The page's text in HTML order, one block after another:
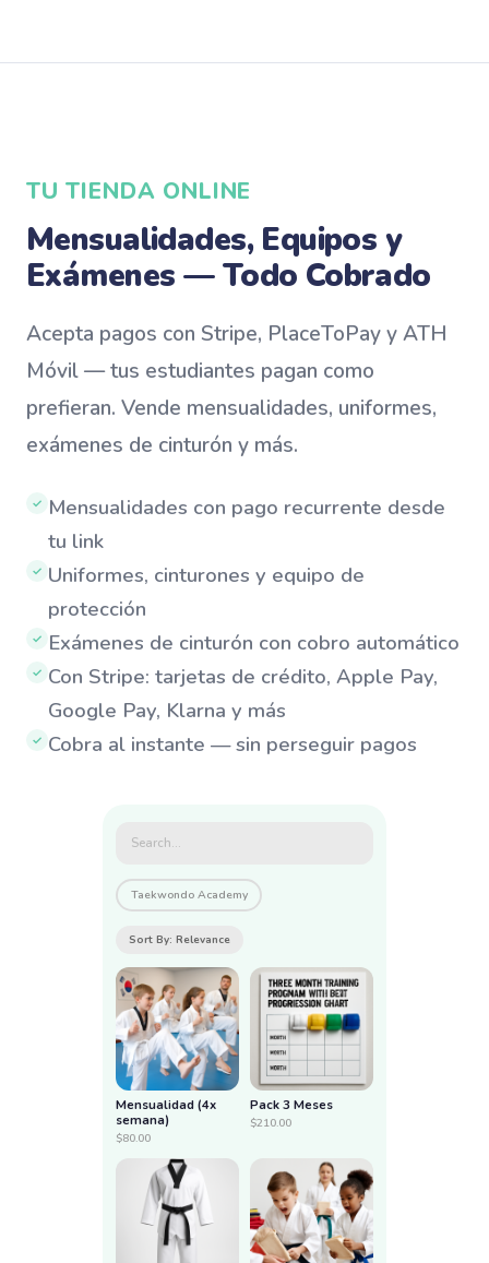
TU TIENDA ONLINE
Mensualidades, Equipos y
Exámenes — Todo Cobrado
Acepta pagos con Stripe, PlaceToPay y ATH
Móvil — tus estudiantes pagan como
prefieran. Vende mensualidades, uniformes,
exámenes de cinturón y más.
✓ Mensualidades con pago recurrente desde
tu link
✓ Uniformes, cinturones y equipo de
protección
✓ Exámenes de cinturón con cobro automático
✓ Con Stripe: tarjetas de crédito, Apple Pay,
Google Pay, Klarna y más
✓ Cobra al instante — sin perseguir pagos
Search...
Taekwondo Academy
Sort By: Relevance
Mensualidad (4x
semana)
$80.00
Pack 3 Meses
$210.00